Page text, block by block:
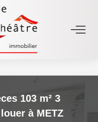
103 m² 3
à METZ